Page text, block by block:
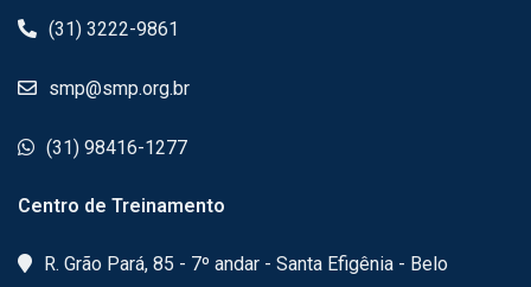
(31) 3222-9861
smp@smp.org.br
(31) 98416-1277
Centro de Treinamento
R. Grão Pará, 85 - 7º andar - Santa Efigênia - Belo